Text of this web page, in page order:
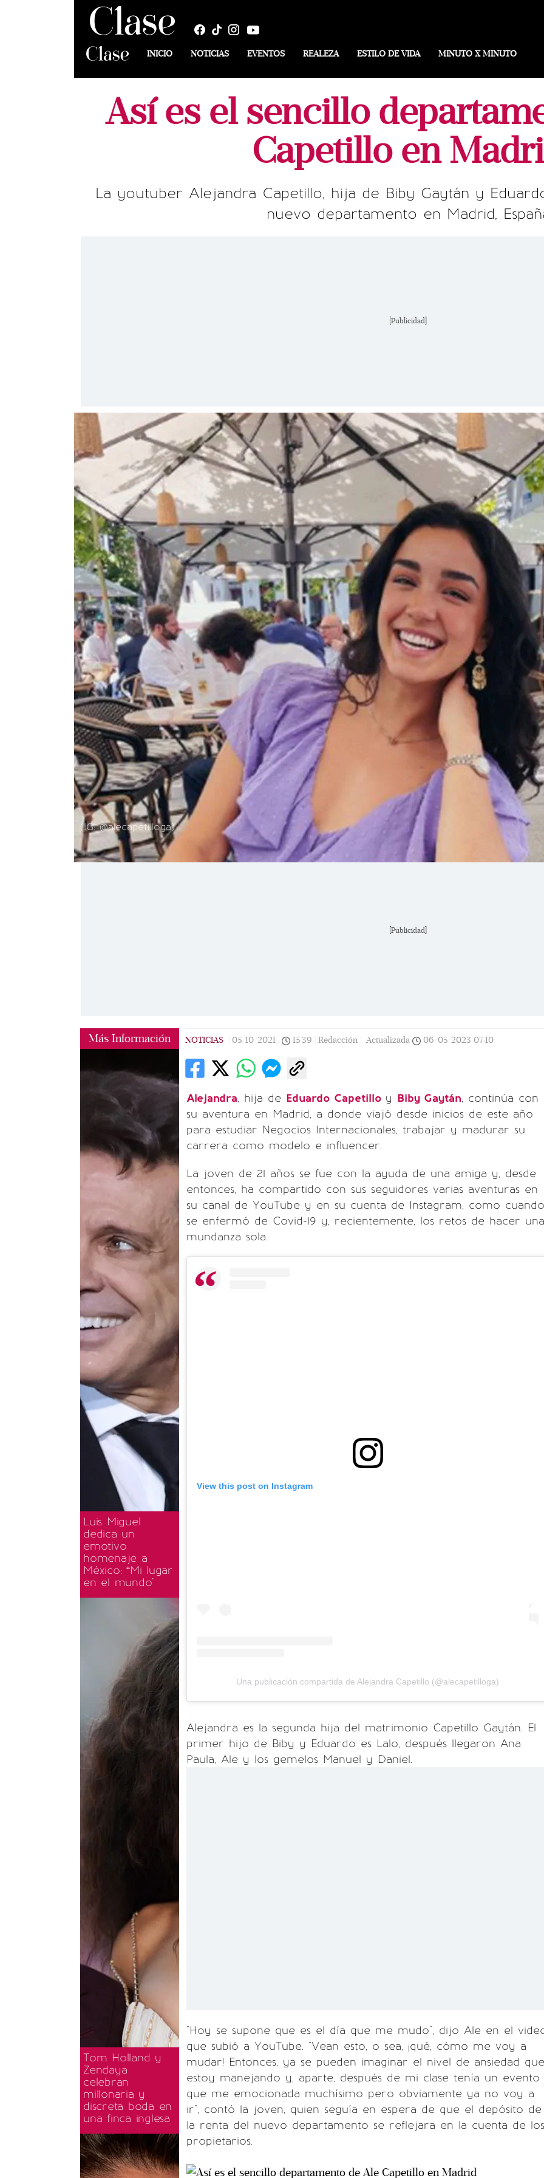
INICIO NOTICIAS EVENTOS REALEZA ESTILO DE VIDA MINUTO X MINUTO
Así es el sencillo
Capetillo en
La youtuber Alejandra Capetillo, hija de Biby Gaytán y
nuevo departamento en Madrid,
[Publicidad]
(IG: @alecapetilloga)
[Publicidad]
Más Información
Luis Miguel
dedica un
emotivo
homenaje a
México: “Mi lugar
en el mundo"
Tom Holland y
Zendaya
celebran
millonaria y
discreta boda en
una finca inglesa
NOTICIAS 05/10/2021 15:39 Redacción | Actualizada 06/05/2023 07:10
Alejandra, hija de Eduardo Capetillo y Biby Gaytán, continúa con
su aventura en Madrid, a donde viajó desde inicios de este año
para estudiar Negocios Internacionales, trabajar y madurar su
carrera como modelo e influencer.
La joven de 21 años se fue con la ayuda de una amiga y, desde
entonces, ha compartido con sus seguidores varias aventuras en
su canal de YouTube y en su cuenta de Instagram, como cuando
se enfermó de Covid-19 y, recientemente, los retos de hacer una
mundanza sola.
View this post on Instagram
Una publicación compartida de Alejandra Capetillo (@alecapetilloga)
Alejandra es la segunda hija del matrimonio Capetillo Gaytán. El
primer hijo de Biby y Eduardo es Lalo, después llegaron Ana
Paula, Ale y los gemelos Manuel y Daniel.
"Hoy se supone que es el día que me mudo", dijo Ale en el
que subió a YouTube. "Vean esto, o sea, ¡qué, cómo me voy a
mudar! Entonces, ya se pueden imaginar el nivel de ansiedad que
estoy manejando y, aparte, después de mi clase tenía un evento
que me emocionada muchísimo pero obviamente ya no voy a
ir", contó la joven, quien seguía en espera de que el depósito de
la renta del nuevo departamento se reflejara en la cuenta de los
propietarios.